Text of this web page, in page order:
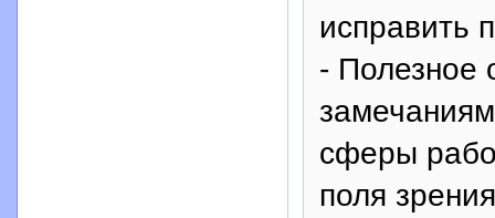
исправить
- Полезное
сферы
поля